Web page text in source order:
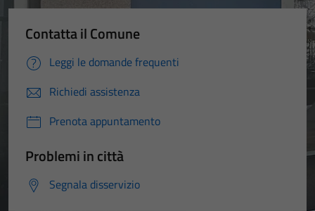
Contatta il Comune
Leggi le domande frequenti
Richiedi assistenza
Prenota appuntamento
Problemi in città
Segnala disservizio